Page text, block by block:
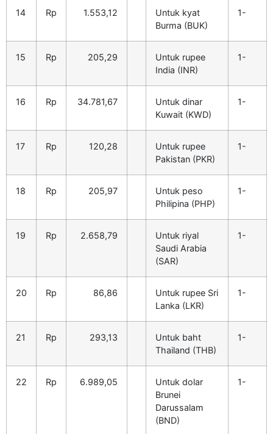
14 Rp 1.553,12
Untuk kyat
Burma (BUK)
1-
15 Rp 205,29
Untuk rupee
India (INR)
1-
16 Rp 34.781,67
Untuk dinar
Kuwait (KWD)
1-
17 Rp 120,28
Untuk rupee
Pakistan (PKR)
1-
18 Rp 205,97
Untuk peso
Philipina (PHP)
1-
19 Rp 2.658,79
Untuk riyal
Saudi Arabia
(SAR)
1-
20 Rp 86,86
Untuk rupee Sri
Lanka (LKR)
1-
21 Rp 293,13
Untuk baht
Thailand (THB)
1-
22 Rp 6.989,05
Untuk dolar
Brunei
Darussalam
(BND)
1-